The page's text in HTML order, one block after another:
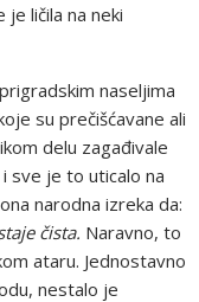
je ličila na neki
naseljima
su prečišćavane ali
delu zagađivale
sve je to uticalo na
narodna izreka da:
čista. Naravno, to
ataru. Jednostavno
nestalo je